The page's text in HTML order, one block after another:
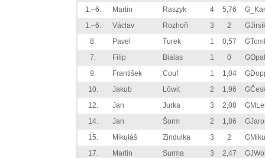
1.–6.
Martin Raszyk 4 5,76
1.–6.
Václav Rozhoň 3 2
8.
Pavel Turek 1 0,57
7.
Filip Bialas 1 0
9.
František Couf 1 1,04
10.
Jakub Löwit 2 1,96
12.
Jan Jurka 3 2,08
14.
Jan Šorm 2 1,86
15.
Mikuláš Zindulka 3 2
17.
Martin Surma 3 2,47